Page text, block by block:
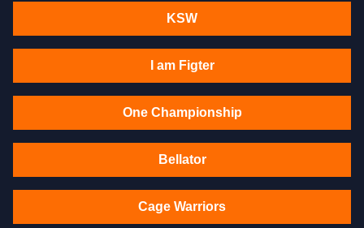
KSW
I am Figter
One Championship
Bellator
Cage Warriors